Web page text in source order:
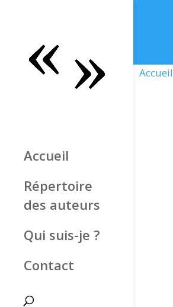
Accueil
Répertoire
des auteurs
Qui suis-je ?
Contact
Accueil